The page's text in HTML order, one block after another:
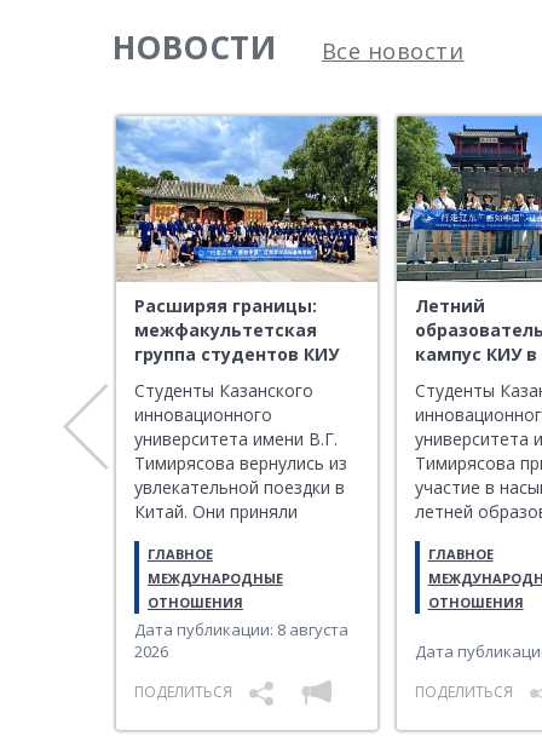
НОВОСТИ Все новости
Расширяя границы:
межфакультетская
группа студентов КИУ
образовательной
поездки в КНР
Студенты Казанского
инновационного
университета имени В.Г.
Тимирясова вернулись из
увлекательной поездки в
Китай. Они приняли
участие в международном
летнем лагере на базе
Восточно-Ляонинского
университета в городе
Даньдун.
ГЛАВНОЕ
МЕЖДУНАРОДНЫЕ
ОТНОШЕНИЯ
Дата публикации: 8 августа
2026
ПОДЕЛИТЬСЯ
Летний
кампус КИУ в
культуру
Студенты
университета
Тимирясова
участие в
летней
программе на
Восточно-
университета
многолетнего
отличной
изучить
по настоящему
ГЛАВНОЕ
ОТНОШЕНИЯ
Дата
ПОДЕЛИТЬСЯ